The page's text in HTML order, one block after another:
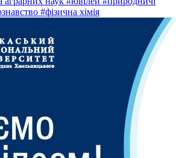
#фізична хімія